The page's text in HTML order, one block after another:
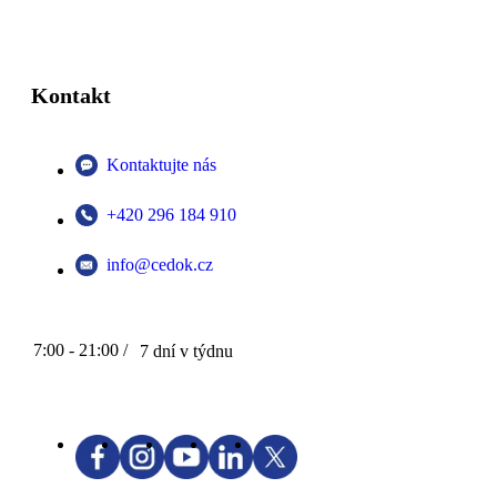
Kontakt
Kontaktujte nás
+420 296 184 910
info@cedok.cz
7:00 - 21:00 / 7 dní v týdnu